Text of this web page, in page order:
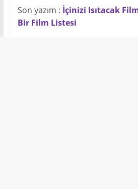
Son yazım : İçinizi Isıtacak
Bir Film Listesi